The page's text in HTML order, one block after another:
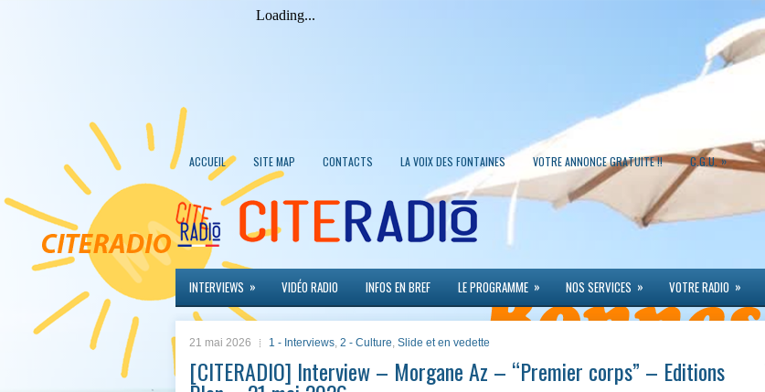
ACCUEIL SITE MAP CONTACTS LA VOIX DES FONTAINES VOTRE ANNONCE GRATUITE !! C.G.U. »
INTERVIEWS » VIDÉO RADIO INFOS EN BREF LE PROGRAMME » NOS SERVICES » VOTRE RADIO »
21 mai 2026 1 - Interviews, 2 - Culture, Slide et en vedette
[CITERADIO] Interview – Morgane Az – “Premier corps” – Editions